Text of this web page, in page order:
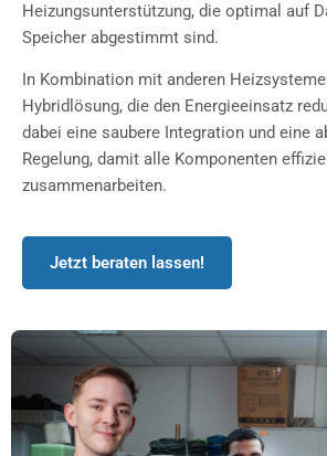
Heizungsunterstützung, die optimal auf
Speicher abgestimmt sind.
In Kombination mit anderen
Hybridlösung, die den Energieeinsatz
dabei eine saubere Integration und eine
Regelung, damit alle Komponenten
zusammenarbeiten.
Jetzt beraten lassen!